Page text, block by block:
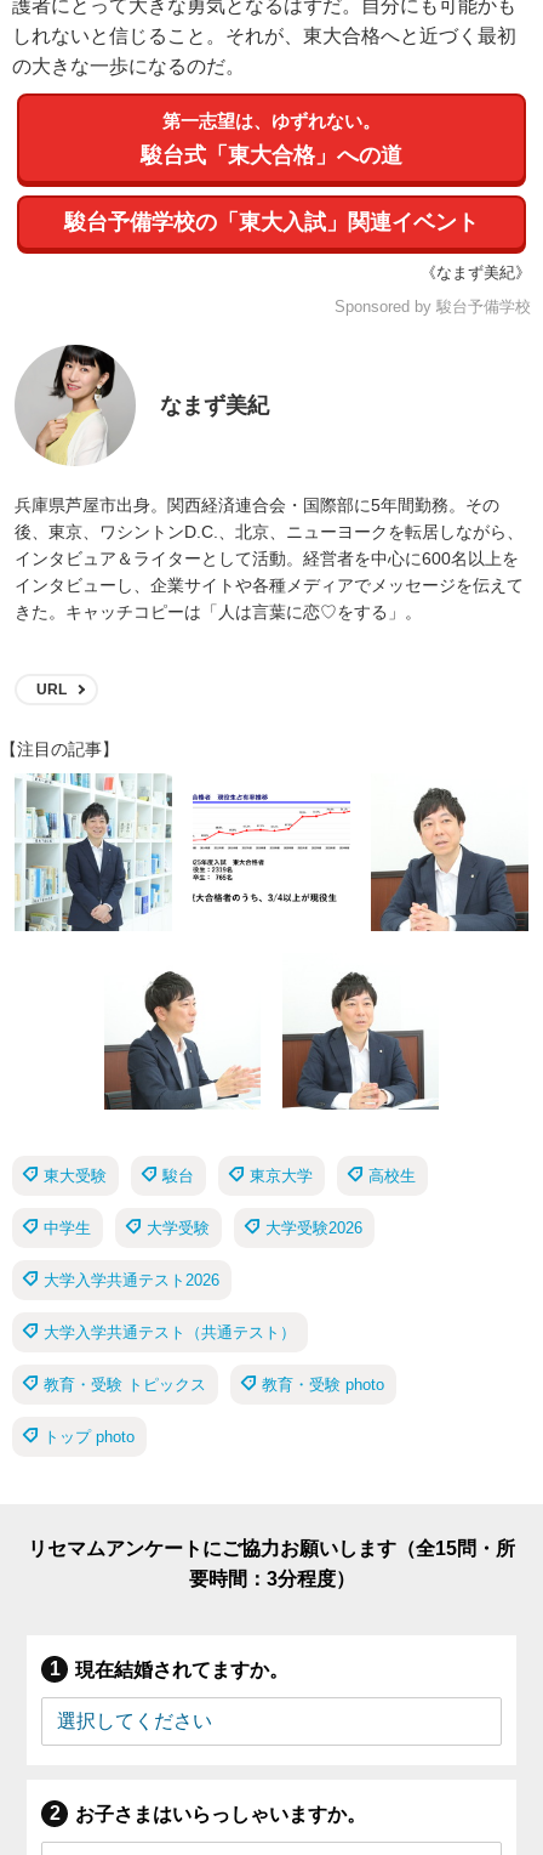
護者にとって大きな勇気となるはずだ。自分にも可能かも
しれないと信じること。それが、東大合格へと近づく最初
の大きな一歩になるのだ。
第一志望は、ゆずれない。
駿台式「東大合格」への道
駿台予備学校の「東大入試」関連イベント
《なまず美紀》
Sponsored by 駿台予備学校
なまず美紀
兵庫県芦屋市出身。関西経済連合会・国際部に5年間勤務。その
後、東京、ワシントンD.C.、北京、ニューヨークを転居しながら、
インタビュア＆ライターとして活動。経営者を中心に600名以上を
インタビューし、企業サイトや各種メディアでメッセージを伝えて
きた。キャッチコピーは「人は言葉に恋♡をする」。
URL
【注目の記事】
東大受験 駿台 東京大学 高校生
中学生 大学受験 大学受験2026
大学入学共通テスト2026
大学入学共通テスト（共通テスト）
教育・受験 トピックス 教育・受験 photo
トップ photo
リセマムアンケートにご協力お願いします（全15問・所
要時間：3分程度）
現在結婚されてますか。
お子さまはいらっしゃいますか。